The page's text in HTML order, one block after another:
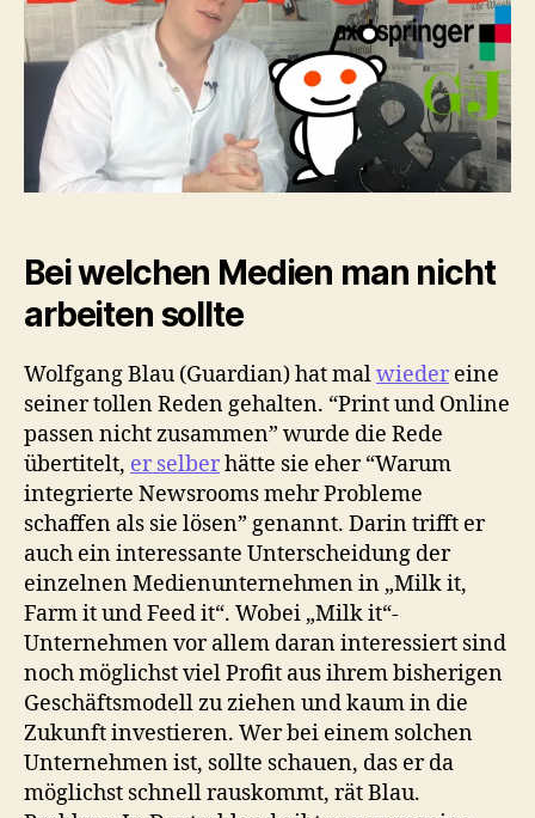
sollte
Bei welchen Medien man nicht
arbeiten sollte
Wolfgang Blau (Guardian) hat malwieder eine
seiner tollen Reden gehalten. “Print und Online
passen nicht zusammen” wurde die Rede
übertitelt, er selberhätte sie eher “Warum
integrierte Newsrooms mehr Probleme
schaffen als sie lösen” genannt. Darin trifft er
auch ein interessante Unterscheidung der
einzelnen Medienunternehmen in „Milk it,
Farm it und Feed it“. Wobei „Milk it“-
Unternehmen vor allem daran interessiert sind
noch möglichst viel Profit aus ihrem bisherigen
Geschäftsmodell zu ziehen und kaum in die
Zukunft investieren. Wer bei einem solchen
Unternehmen ist, sollte schauen, das er da
möglichst schnell rauskommt, rät Blau.